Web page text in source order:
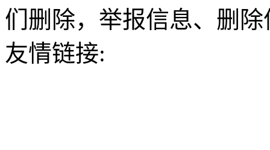
们删除，举报信息、删
友情链接: